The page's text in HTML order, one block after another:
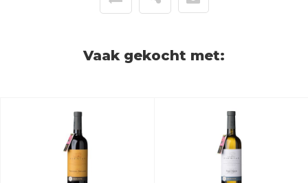
Vaak gekocht met: